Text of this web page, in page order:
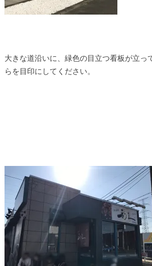
大きな道沿いに、緑色の目立つ看板が立っ
らを目印にしてください。